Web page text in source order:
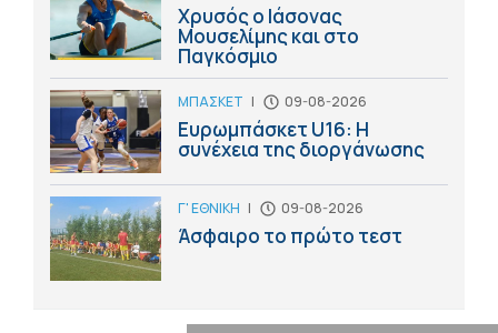
Χρυσός ο Ιάσονας
Μουσελίμης και στο
Παγκόσμιο
ΜΠΑΣΚΕΤ | 09-08-2026
Ευρωμπάσκετ U16: Η
συνέχεια της διοργάνωσης
Γ' ΕΘΝΙΚΗ | 09-08-2026
Άσφαιρο το πρώτο τεστ